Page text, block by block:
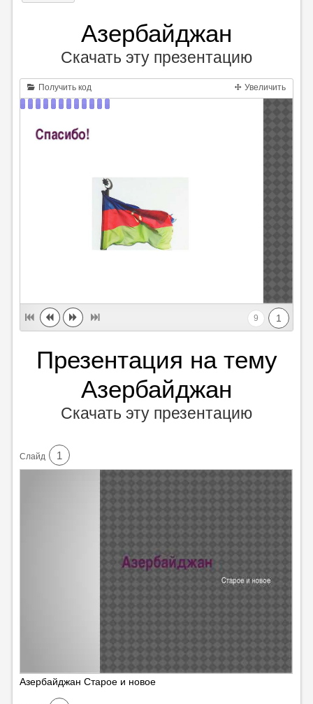
Азербайджан
Скачать эту презентацию
Получить код Увеличить
1
9
Презентация на тему
Азербайджан
Скачать эту презентацию
Cлайд 1
Азербайджан Старое и новое